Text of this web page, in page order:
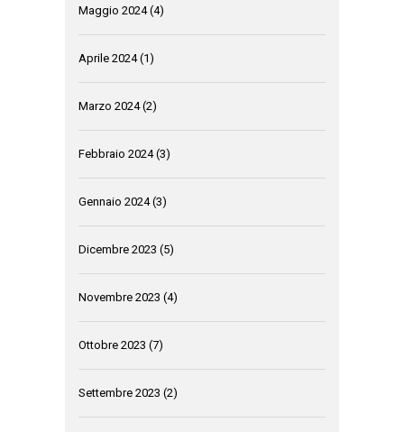
Maggio 2024(4)
Aprile 2024(1)
Marzo 2024(2)
Febbraio 2024(3)
Gennaio 2024(3)
Dicembre 2023 (5)
Novembre 2023 (4)
Ottobre 2023 (7)
Settembre 2023 (2)